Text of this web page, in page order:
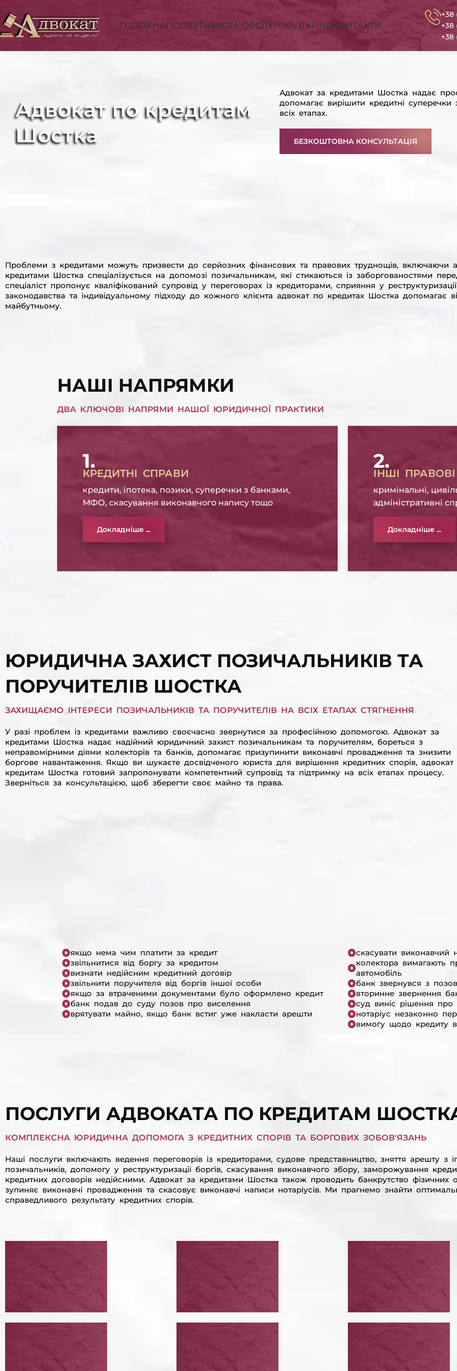
ГОЛОВНАПОСЛУГИ МІСТА ОБСЛУГОВУВАННЯКОНТАКТИ
+38
+38
+38
Адвокат по кредитам
Шостка
Адвокат за кредитами Шостка надає
допомагає вирішити кредитні
всіх етапах.
БЕЗКОШТОВНА КОНСУЛЬТАЦІЯ
Проблеми з кредитами можуть призвести до серйозних фінансових та правових труднощів, включаючи
кредитами Шостка спеціалізується на допомозі позичальникам, які стикаються із заборгованостями
спеціаліст пропонує кваліфікований супровід у переговорах із кредиторами, сприяння у
законодавства та індивідуальному підходу до кожного клієнта адвокат по кредитах Шостка допомагає
майбутньому.
НАШІ НАПРЯМКИ
ДВА КЛЮЧОВІ НАПРЯМИ НАШОЇ ЮРИДИЧНОЇ ПРАКТИКИ
1.
КРЕДИТНІ СПРАВИ
кредити, іпотека, позики, суперечки з банками,
МФО, скасування виконавчого напису тощо
Докладніше ...
2.
ІНШІ
кримінальні,
адміністративні
Докладніше ...
ЮРИДИЧНА ЗАХИСТ ПОЗИЧАЛЬНИКІВ ТА
ПОРУЧИТЕЛІВ ШОСТКА
ЗАХИЩАЄМО ІНТЕРЕСИ ПОЗИЧАЛЬНИКІВ ТА ПОРУЧИТЕЛІВ НА ВСІХ ЕТАПАХ СТЯГНЕННЯ
У разі проблем із кредитами важливо своєчасно звернутися за професійною допомогою. Адвокат за
кредитами Шостка надає надійний юридичний захист позичальникам та поручителям, бореться з
неправомірними діями колекторів та банків, допомагає призупинити виконавчі провадження та знизити
боргове навантаження. Якщо ви шукаєте досвідченого юриста для вирішення кредитних спорів,
кредитам Шостка готовий запропонувати компетентний супровід та підтримку на всіх етапах процесу.
Зверніться за консультацією, щоб зберегти своє майно та права.
якщо нема чим платити за кредит
звільнитися від боргу за кредитом
визнати недійсним кредитний договір
звільнити поручителя від боргів іншої особи
якщо за втраченими документами було оформлено кредит
банк подав до суду позов про виселення
врятувати майно, якщо банк встиг уже накласти арешти
скасувати виконавчий
колектора вимагають
автомобіль
банк звернувся з
вторинне звернення
суд виніс рішення про
нотаріус незаконно
вимогу щодо кредиту
ПОСЛУГИ АДВОКАТА ПО КРЕДИТАМ
КОМПЛЕКСНА ЮРИДИЧНА ДОПОМОГА З КРЕДИТНИХ СПОРІВ ТА БОРГОВИХ ЗОБОВ'ЯЗАНЬ
Наші послуги включають ведення переговорів із кредиторами, судове представництво, зняття арешту з
позичальників, допомогу у реструктуризації боргів, скасування виконавчого збору, заморожування
кредитних договорів недійсними. Адвокат за кредитами Шостка також проводить банкрутство
зупиняє виконавчі провадження та скасовує виконавчі написи нотаріусів. Ми прагнемо знайти
справедливого результату кредитних спорів.
КРЕДИТОРАМИ
РЕСТРУКТУРИЗАЦІЮ
КРЕДИТНИЙ